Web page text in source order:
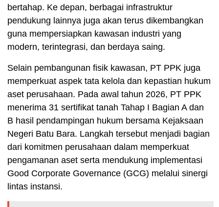
bertahap. Ke depan, berbagai infrastruktur
pendukung lainnya juga akan terus dikembangkan
guna mempersiapkan kawasan industri yang
modern, terintegrasi, dan berdaya saing.
Selain pembangunan fisik kawasan, PT PPK juga
memperkuat aspek tata kelola dan kepastian hukum
aset perusahaan. Pada awal tahun 2026, PT PPK
menerima 31 sertifikat tanah Tahap I Bagian A dan
B hasil pendampingan hukum bersama Kejaksaan
Negeri Batu Bara. Langkah tersebut menjadi bagian
dari komitmen perusahaan dalam memperkuat
pengamanan aset serta mendukung implementasi
Good Corporate Governance (GCG) melalui sinergi
lintas instansi.